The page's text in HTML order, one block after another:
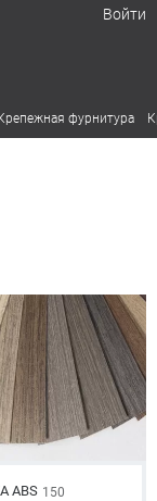
Войти
фурнитура
ABS 150